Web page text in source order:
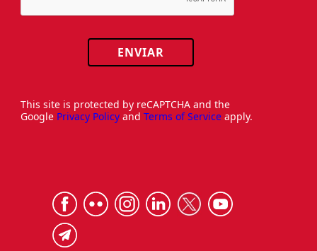
ENVIAR
This site is protected by reCAPTCHA and the
Google Privacy Policy and Terms of Service apply.